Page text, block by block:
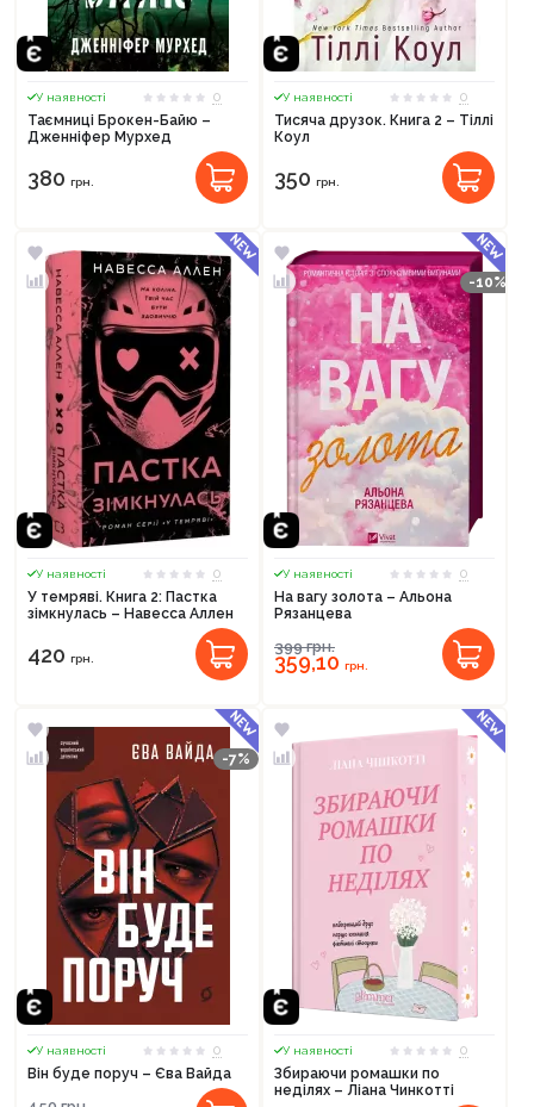
У наявності
0
Таємниці Брокен-Байю –
Дженніфер Мурхед
380 грн.
У наявності
0
Тисяча друзок. Книга 2 – Тіллі
Коул
350 грн.
У наявності
0
У темряві. Книга 2: Пастка
зімкнулась – Навесса Аллен
420 грн.
-10%
У наявності
0
На вагу золота – Альона
Рязанцева
399грн.
359,10 грн.
-7%
У наявності
0
Він буде поруч – Єва Вайда
У наявності
0
Збираючи ромашки по
неділях – Ліана Чинкотті